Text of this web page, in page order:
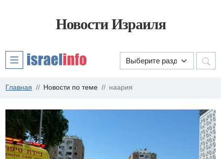
Новости Израиля
Главная Новости по теме наария